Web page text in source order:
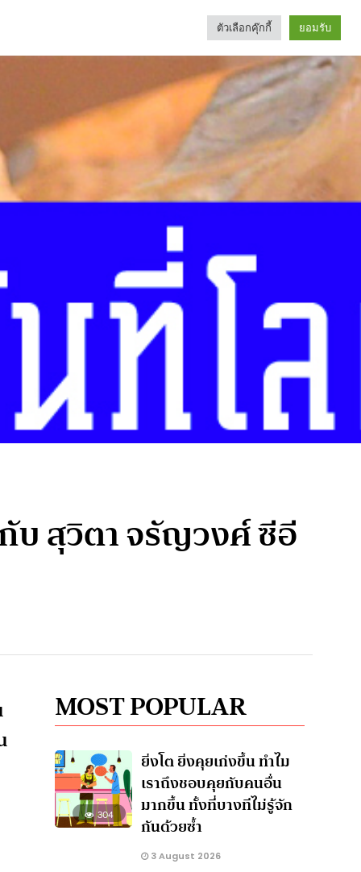
Categories
บ สุวิตา จรัญวงศ์ ซีอี
MOST POPULAR
304
ยิ่งโต ยิ่งคุยเก่งขึ้น ทำไม
เราถึงชอบคุยกับคนอื่น
มากขึ้น ทั้งที่บางทีไม่รู้จัก
กันด้วยซ้ำ
3 August 2026
ตัวเลือกคุ๊กกี้ ยอมรับ